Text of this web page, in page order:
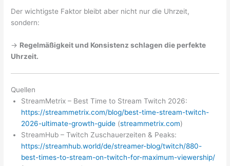
Der wichtigste Faktor bleibt aber nicht nur die Uhrzeit,
sondern:
→ Regelmäßigkeit und Konsistenz schlagen die perfekte
Uhrzeit.
Quellen
StreamMetrix – Best Time to Stream Twitch 2026:
https://streammetrix.com/blog/best-time-stream-twitch-
2026-ultimate-growth-guide (streammetrix.com)
StreamHub – Twitch Zuschauerzeiten & Peaks:
https://streamhub.world/de/streamer-blog/twitch/880-
best-times-to-stream-on-twitch-for-maximum-viewership/